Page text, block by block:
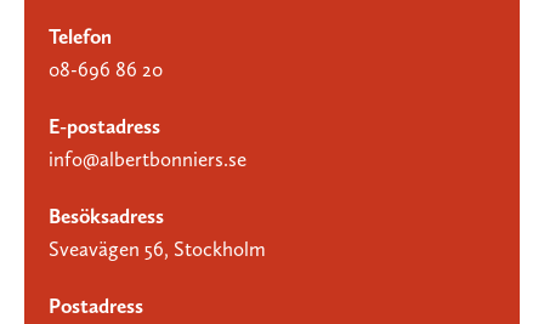
Telefon
08-696 86 20
E-postadress
info@albertbonniers.se
Besöksadress
Sveavägen 56, Stockholm
Postadress